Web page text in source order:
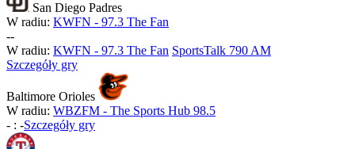
San Diego Padres
W radiu: KWFN - 97.3 The Fan
--
W radiu: KWFN - 97.3 The Fan SportsTalk 790 AM
Szczegóły gry
Baltimore Orioles
W radiu: WBZFM - The Sports Hub 98.5
- : -Szczegóły gry